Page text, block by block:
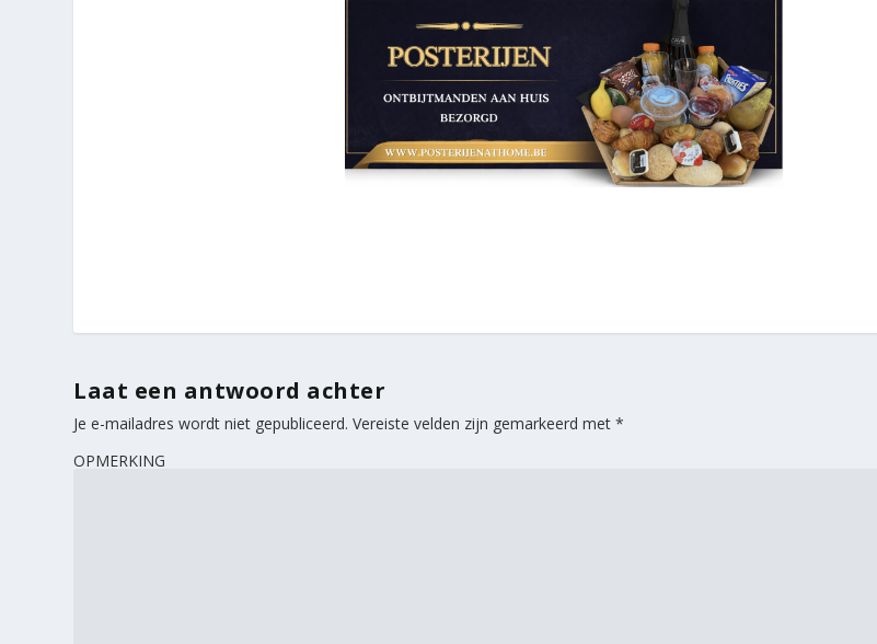
Laat een antwoord achter
Je e-mailadres wordt niet gepubliceerd. Vereiste velden zijn gemarkeerd met*
OPMERKING